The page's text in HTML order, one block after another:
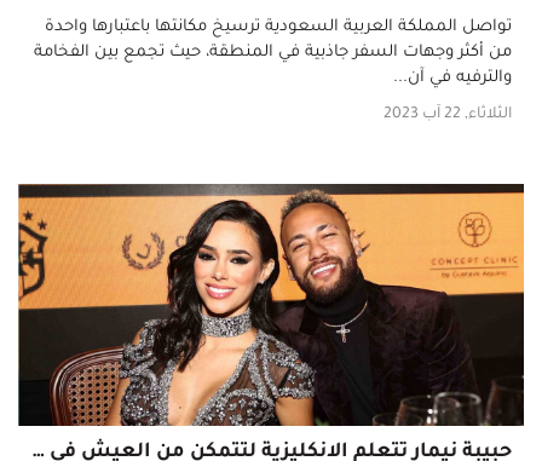
تواصل المملكة العربية السعودية ترسيخ مكانتها باعتبارها واحدة
من أكثر وجهات السفر جاذبية في المنطقة، حيث تجمع بين الفخامة
والترفيه في آن...
الثلاثاء, 22 آب 2023
حبيبة نيمار تتعلم الانكليزية لتتمكن من العيش في السعودية